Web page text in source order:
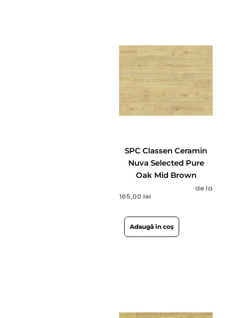
SPC Classen Ceramin
Nuva Selected Pure
Oak Mid Brown
de la
165,00 lei
Adaugă în coș